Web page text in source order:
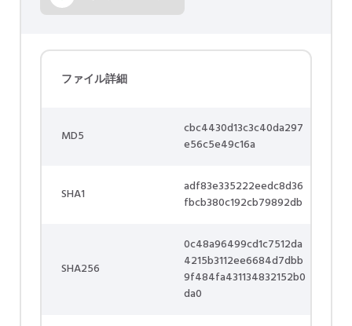
ファイル詳細
MD5
cbc4430d13c3c40da297
e56c5e49c16a
SHA1
adf83e335222eedc8d36
fbcb380c192cb79892db
SHA256
0c48a96499cd1c7512da
4215b3112ee6684d7dbb
9f484fa431134832152b0
da0